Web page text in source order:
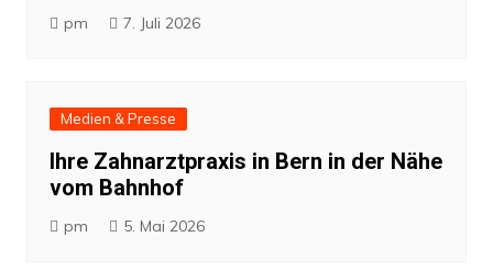
pm 7. Juli 2026
Medien & Presse
Ihre Zahnarztpraxis in Bern in der Nähe
vom Bahnhof
pm 5. Mai 2026